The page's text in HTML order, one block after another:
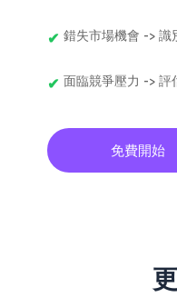
錯失市場機會 -> 識
面臨競爭壓力 -> 評
免費開始